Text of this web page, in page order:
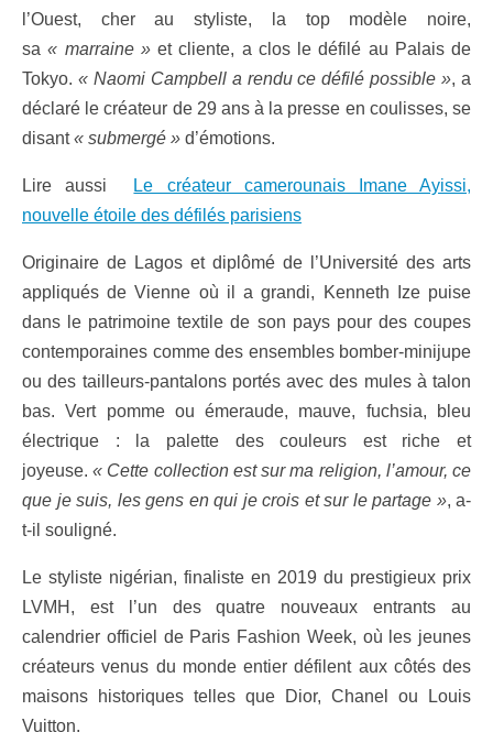
l’Ouest, cher au styliste, la top modèle noire,
sa« marraine »et cliente, a clos le défilé au Palais de
Tokyo. « Naomi Campbell a rendu ce défilé possible », a
déclaré le créateur de 29 ans à la presse en coulisses, se
disant« submergé » d’émotions.
Lire aussi
Le créateur camerounais Imane Ayissi,
nouvelle étoile des défilés parisiens
Originaire de Lagos et diplômé de l’Université des arts
appliqués de Vienne où il a grandi, Kenneth Ize puise
dans le patrimoine textile de son pays pour des coupes
contemporaines comme des ensembles bomber-minijupe
ou des tailleurs-pantalons portés avec des mules à talon
bas. Vert pomme ou émeraude, mauve, fuchsia, bleu
électrique : la palette des couleurs est riche et
joyeuse.« Cette collection est sur ma religion, l’amour, ce
que je suis, les gens en qui je crois et sur le partage », a-
t-il souligné.
Le styliste nigérian, finaliste en 2019 du prestigieux prix
LVMH, est l’un des quatre nouveaux entrants au
calendrier officiel de Paris Fashion Week, où les jeunes
créateurs venus du monde entier défilent aux côtés des
maisons historiques telles que Dior, Chanel ou Louis
Vuitton.